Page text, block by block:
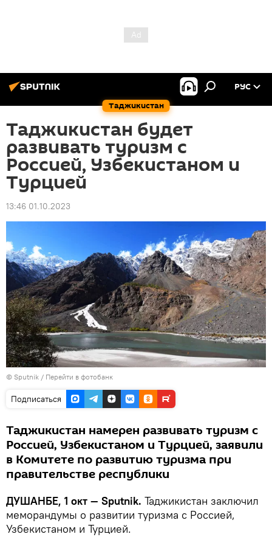
Таджикистан
РУС
Таджикистан будет
развивать туризм с
Россией, Узбекистаном и
Турцией
13:46 01.10.2023
© Sputnik / Перейти в фотобанк
Подписаться
Таджикистан намерен развивать туризм с
Россией, Узбекистаном и Турцией, заявили
в Комитете по развитию туризма при
правительстве республики
ДУШАНБЕ, 1 окт — Sputnik. Таджикистан заключил
меморандумы о развитии туризма с Россией,
Узбекистаном и Турцией.